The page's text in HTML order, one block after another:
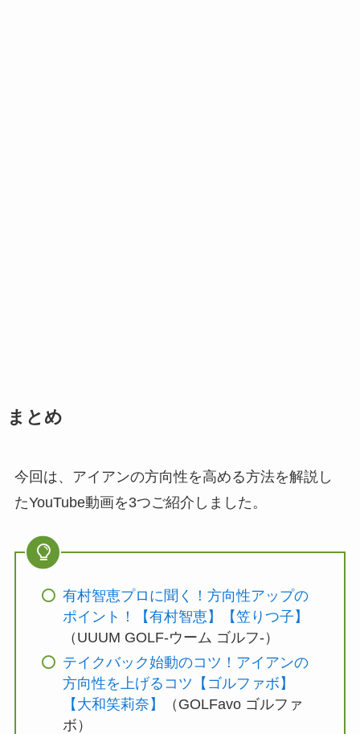
まとめ
今回は、アイアンの方向性を高める方法を解説し
たYouTube動画を3つご紹介しました。
有村智恵プロに聞く！方向性アップの
ポイント！【有村智恵】【笠りつ子】
（UUUM GOLF-ウーム ゴルフ-）
テイクバック始動のコツ！アイアンの
方向性を上げるコツ【ゴルファボ】
【大和笑莉奈】
（GOLFavo ゴルファ
ボ）